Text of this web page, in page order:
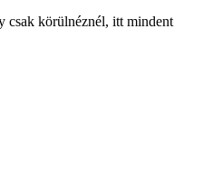
csak körülnéznél, itt mindent